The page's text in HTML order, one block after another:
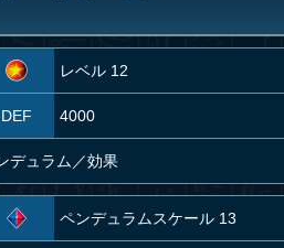
レベル 12
DEF 4000
デュラム／効果
ペンデュラムスケール 13